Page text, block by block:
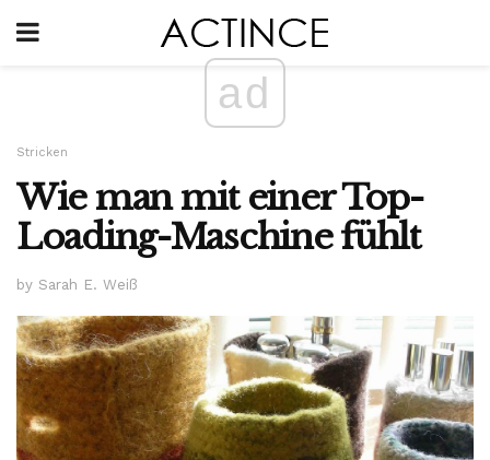
ad
Stricken
Wie man mit einer Top-
Loading-Maschine fühlt
by Sarah E. Weiß